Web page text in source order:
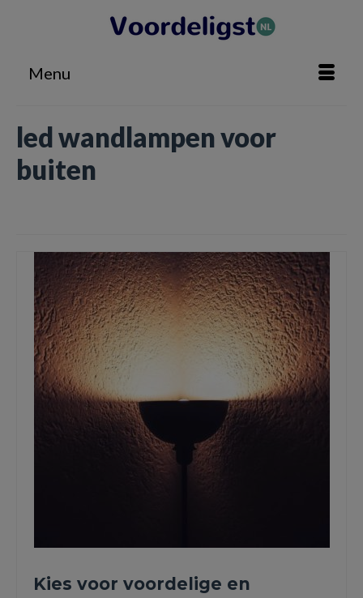
Menu
led wandlampen voor
buiten
Kies voor voordelige en